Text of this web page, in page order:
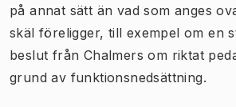
på annat sätt än vad som anges
skäl föreligger, till exempel om en
beslut från Chalmers om riktat
grund av funktionsnedsättning.